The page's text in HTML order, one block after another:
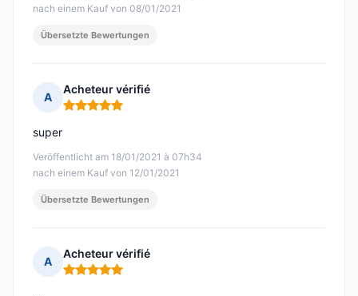
nach einem Kauf von 08/01/2021
Übersetzte Bewertungen
A
Acheteur vérifié
Hinweis: 5 von 5
Veröffentlicht am 18/01/2021 à 07h34
nach einem Kauf von 12/01/2021
super
Übersetzte Bewertungen
A
Acheteur vérifié
Hinweis: 5 von 5